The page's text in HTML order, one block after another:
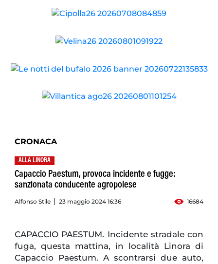
CRONACA
ALLA LINORA
Capaccio Paestum, provoca incidente e fugge:
sanzionata conducente agropolese
Alfonso Stile 23 maggio 2024 16:36 16684
CAPACCIO PAESTUM. Incidente stradale con
fuga, questa mattina, in località Linora di
Capaccio Paestum. A scontrarsi due auto,